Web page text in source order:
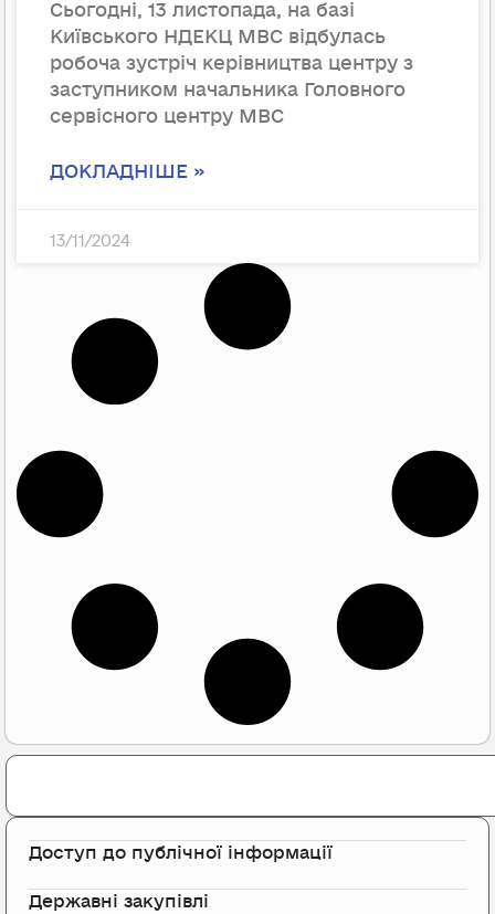
Сьогодні, 13 листопада, на базі
Київського НДЕКЦ МВС відбулась
робоча зустріч керівництва центру з
заступником начальника Головного
сервісного центру МВС
ДОКЛАДНІШЕ »
13/11/2024
Search
Доступ до публічної інформації
Державні закупівлі